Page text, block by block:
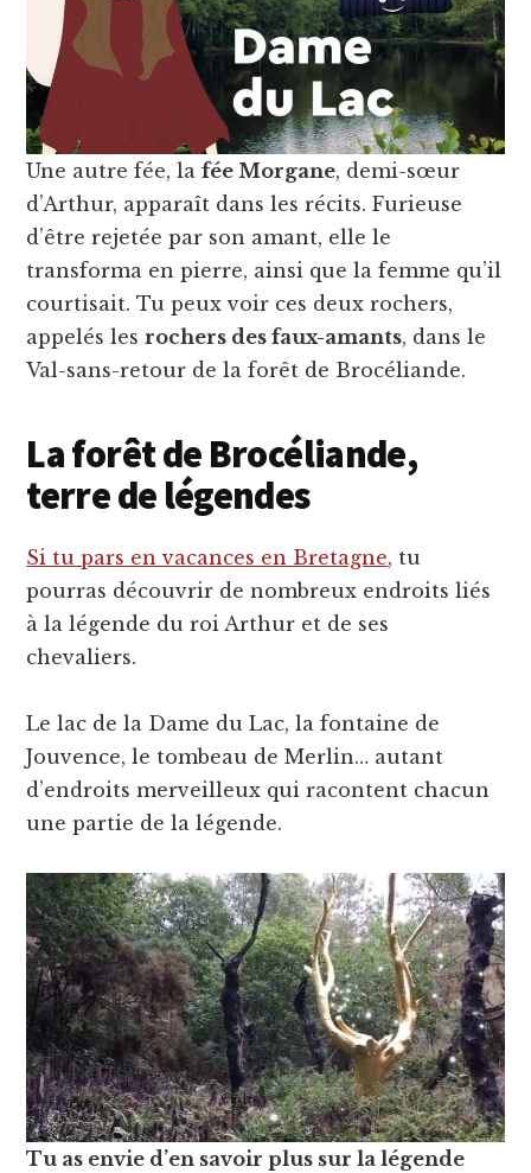
Une autre fée, lafée Morgane, demi-sœur
d’Arthur, apparaît dans les récits. Furieuse
d’être rejetée par son amant, elle le
transforma en pierre, ainsi que la femme qu’il
courtisait. Tu peux voir ces deux rochers,
appelés lesrochers des faux-amants, dans le
Val-sans-retour de la forêt de Brocéliande.
La forêt de Brocéliande,
terre de légendes
Si tu pars en vacances en Bretagne, tu
pourras découvrir de nombreux endroits liés
à la légende du roi Arthur et de ses
chevaliers.
Le lac de la Dame du Lac, la fontaine de
Jouvence, le tombeau de Merlin… autant
d’endroits merveilleux qui racontent chacun
une partie de la légende.
Tu as envie d’en savoir plus sur la légende